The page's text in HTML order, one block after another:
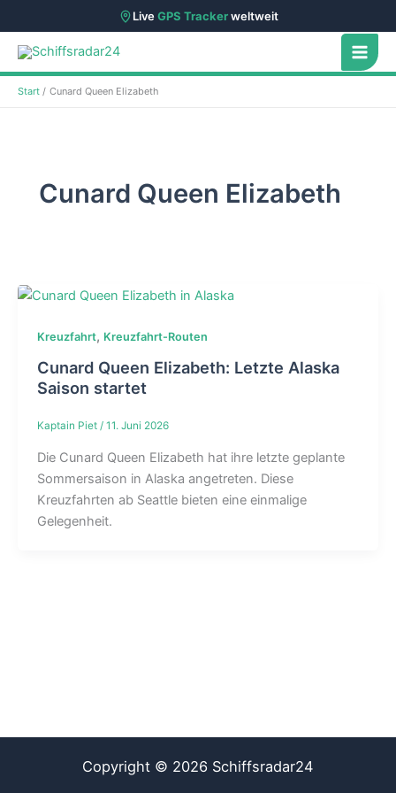
LiveGPS Trackerweltweit
Zum
Inhalt
springen
Start Cunard Queen Elizabeth
Cunard Queen Elizabeth
Kreuzfahrt, Kreuzfahrt-Routen
Cunard Queen Elizabeth: Letzte Alaska
Saison startet
Kaptain Piet / 11. Juni 2026
Die Cunard Queen Elizabeth hat ihre letzte geplante
Sommersaison in Alaska angetreten. Diese
Kreuzfahrten ab Seattle bieten eine einmalige
Gelegenheit.
Copyright © 2026 Schiffsradar24